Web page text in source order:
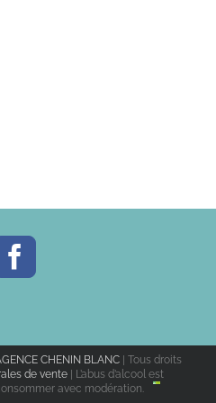
CHENIN BLANC | Tous droits
de vente| L’abus d’alcool est
avec modération.